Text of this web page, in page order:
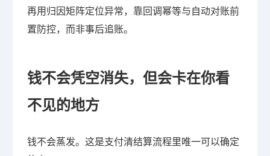
再用归因矩阵定位异常，靠回调幂等与自动对账前
置防控，而非事后追账。
钱不会凭空消失，但会卡在你看
不见的地方
钱不会蒸发。这是支付清结算流程里唯一可以确定